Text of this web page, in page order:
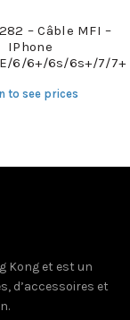
– Câble MFI –
IPhone
6/6+/6s/6s+/7/7+
to see prices
Kong et est un
d’accessoires et